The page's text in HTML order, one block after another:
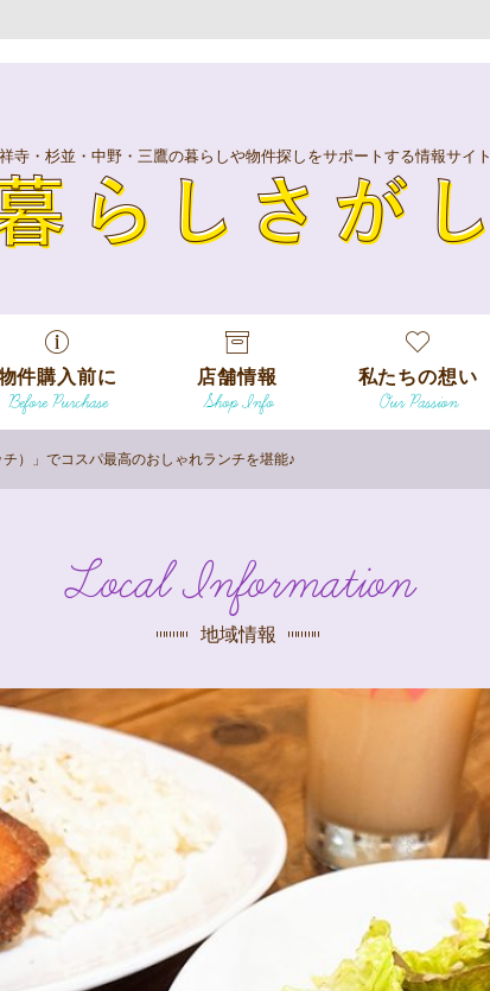
寺・杉並・中野・三鷹の暮らしや物件探しをサポートする情報サイト
駅から
件購入前に
Before Purchase
店舗情報
Shop Info
荻窪店
三鷹店
世田谷店
私たちの想い
Our Passion
）」でコスパ最高のおしゃれランチを堪能♪
Local Information
地域情報